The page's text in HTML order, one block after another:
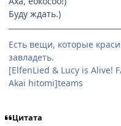
Буду ждать.)
Есть вещи, которые
завладеть.
[ElfenLied & Lucy is Alive!
Akai hitomi]teams
Цитата